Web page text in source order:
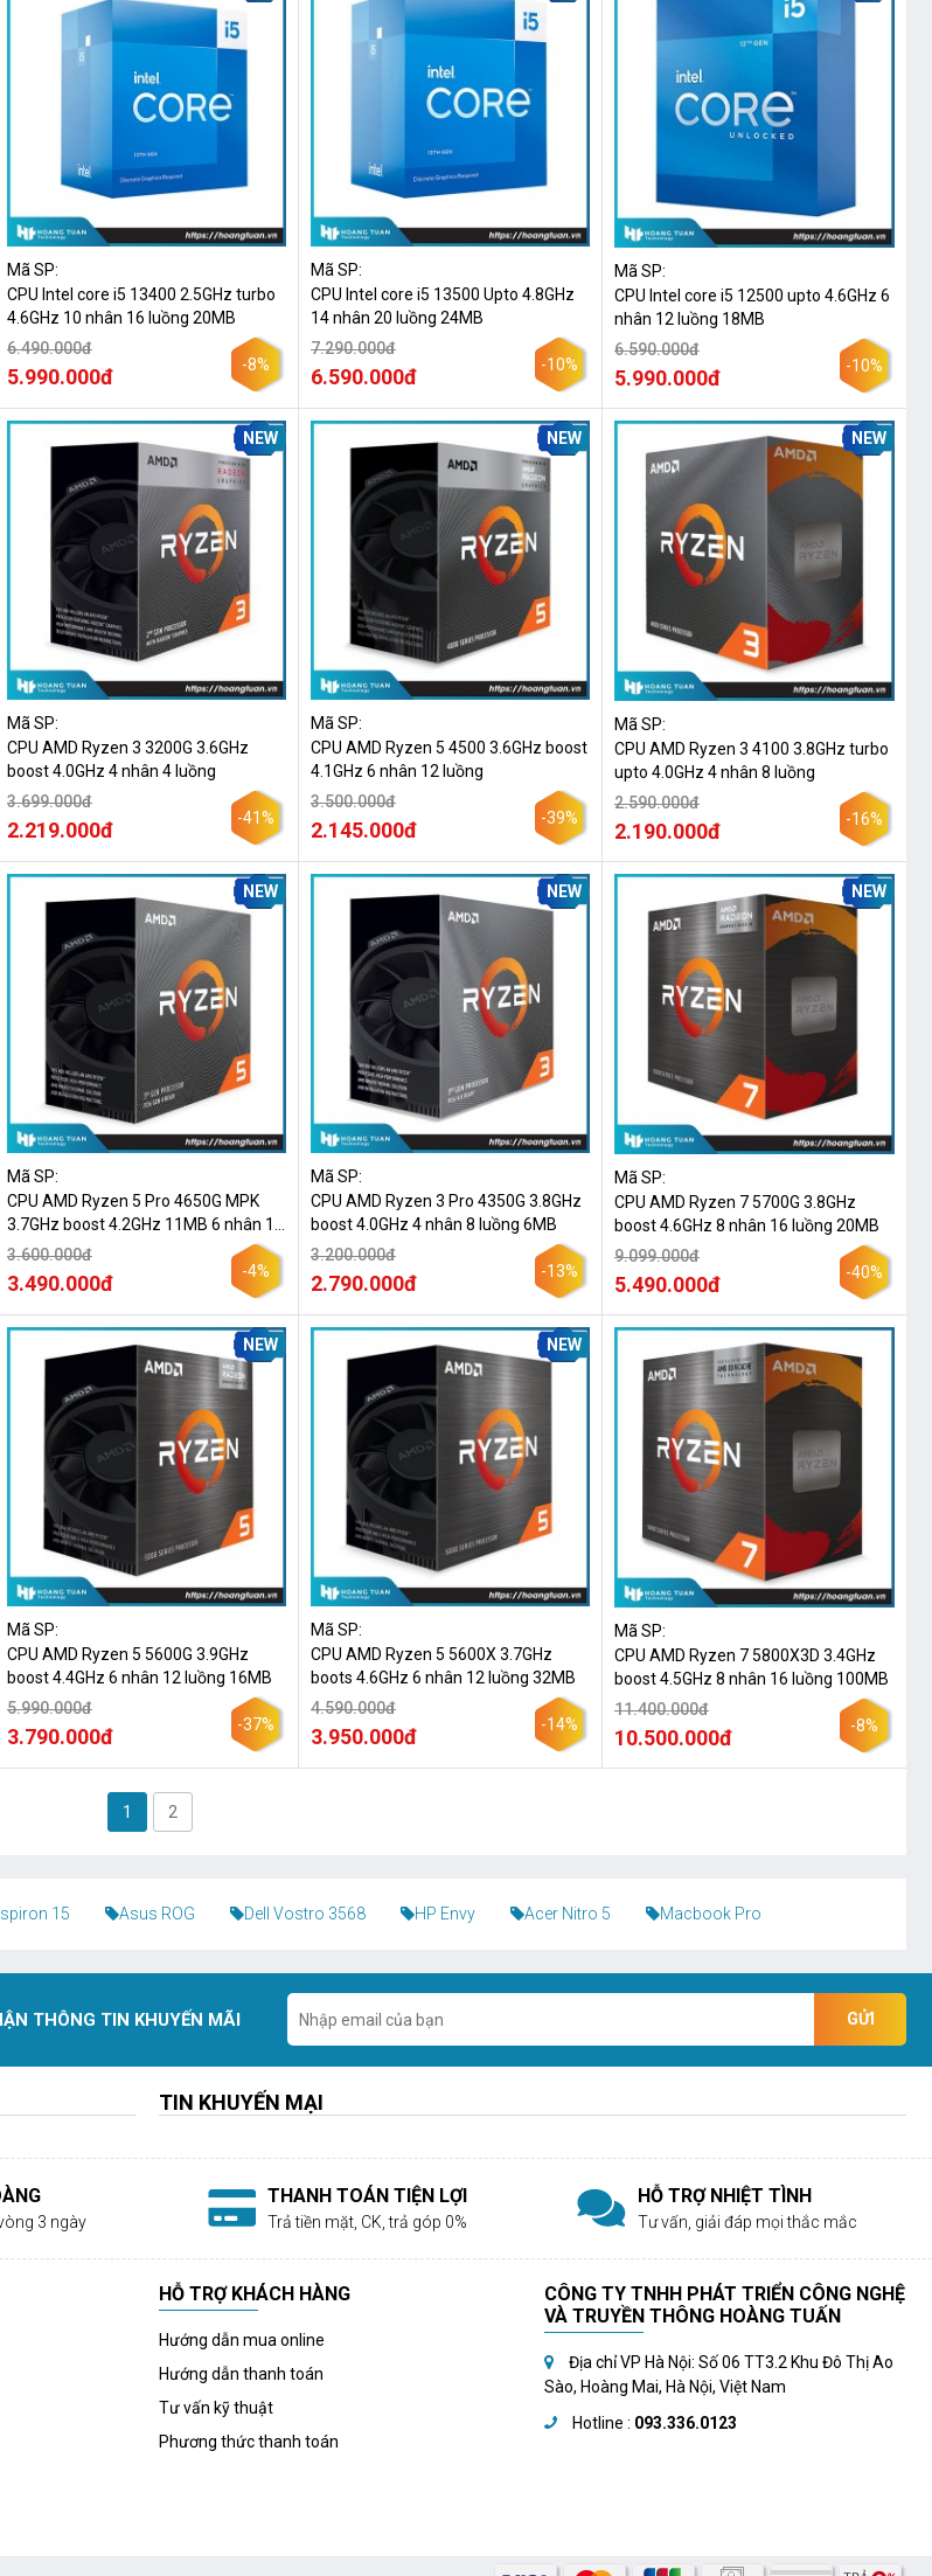
Mã SP:
CPU Intel core i5 13400 2.5GHz turbo
4.6GHz 10 nhân 16 luồng 20MB
6.490.000đ
5.990.000đ
-8%
Mã SP:
CPU Intel core i5 13500 Upto 4.8GHz
14 nhân 20 luồng 24MB
7.290.000đ
6.590.000đ
-10%
Mã SP:
CPU Intel core i5 12500 upto 4.6GHz 6
nhân 12 luồng 18MB
6.590.000đ
5.990.000đ
-10%
NEW
Mã SP:
CPU AMD Ryzen 3 3200G 3.6GHz
boost 4.0GHz 4 nhân 4 luồng
3.699.000đ
2.219.000đ
-41%
NEW
Mã SP:
CPU AMD Ryzen 5 4500 3.6GHz boost
4.1GHz 6 nhân 12 luồng
3.500.000đ
2.145.000đ
-39%
NEW
Mã SP:
CPU AMD Ryzen 3 4100 3.8GHz turbo
upto 4.0GHz 4 nhân 8 luồng
2.590.000đ
2.190.000đ
-16%
NEW
Mã SP:
CPU AMD Ryzen 5 Pro 4650G MPK
3.7GHz boost 4.2GHz 11MB 6 nhân 12
luồng
3.600.000đ
3.490.000đ
-4%
NEW
Mã SP:
CPU AMD Ryzen 3 Pro 4350G 3.8GHz
boost 4.0GHz 4 nhân 8 luồng 6MB
3.200.000đ
2.790.000đ
-13%
NEW
Mã SP:
CPU AMD Ryzen 7 5700G 3.8GHz
boost 4.6GHz 8 nhân 16 luồng 20MB
9.099.000đ
5.490.000đ
-40%
NEW
Mã SP:
CPU AMD Ryzen 5 5600G 3.9GHz
boost 4.4GHz 6 nhân 12 luồng 16MB
5.990.000đ
3.790.000đ
-37%
NEW
Mã SP:
CPU AMD Ryzen 5 5600X 3.7GHz
boots 4.6GHz 6 nhân 12 luồng 32MB
4.590.000đ
3.950.000đ
-14%
Mã SP:
CPU AMD Ryzen 7 5800X3D 3.4GHz
boost 4.5GHz 8 nhân 16 luồng 100MB
11.400.000đ
10.500.000đ
-8%
1 2
15 Asus ROG Dell Vostro 3568 HP Envy Acer Nitro 5 Macbook Pro
THÔNG TIN KHUYẾN MÃI GỬI
TIN KHUYẾN MẠI
3 ngày
THANH TOÁN TIỆN LỢI
Trả tiền mặt, CK, trả góp 0%
HỖ TRỢ NHIỆT TÌNH
Tư vấn, giải đáp mọi thắc mắc
HỖ TRỢ KHÁCH HÀNG
Hướng dẫn mua online
Hướng dẫn thanh toán
Tư vấn kỹ thuật
Phương thức thanh toán
CÔNG TY TNHH PHÁT TRIỂN CÔNG NGHỆ
VÀ TRUYỀN THÔNG HOÀNG TUẤN
Địa chỉ VP Hà Nội: Số 06 TT3.2 Khu Đô Thị Ao
Sào, Hoàng Mai, Hà Nội, Việt Nam
Hotline : 093.336.0123